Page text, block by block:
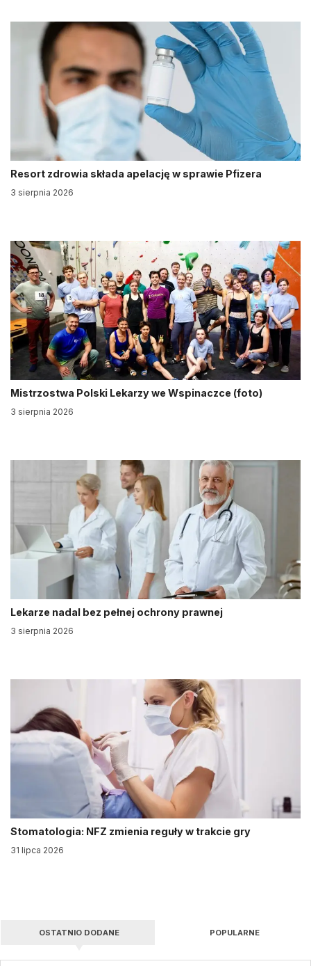
Resort zdrowia składa apelację w sprawie Pfizera
3 sierpnia 2026
Mistrzostwa Polski Lekarzy we Wspinaczce (foto)
3 sierpnia 2026
Lekarze nadal bez pełnej ochrony prawnej
3 sierpnia 2026
Stomatologia: NFZ zmienia reguły w trakcie gry
31 lipca 2026
OSTATNIO DODANE POPULARNE